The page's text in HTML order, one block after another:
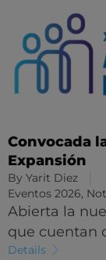
Convocada
Expansión
By Yarit Diez
Eventos 2026,
Abierta la
que cuentan
Details